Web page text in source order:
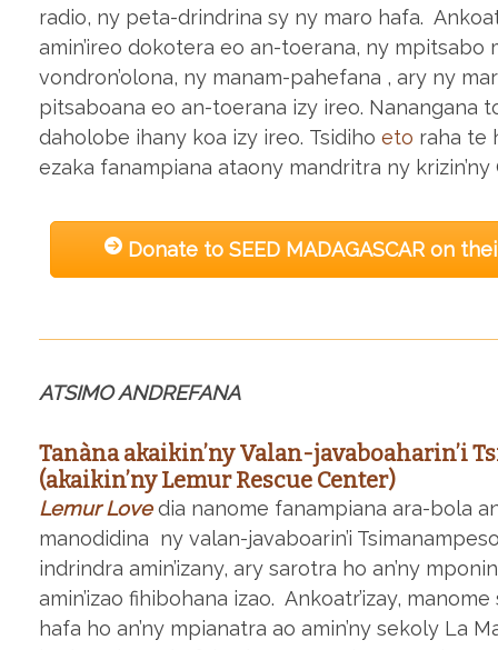
radio, ny peta-drindrina sy ny maro hafa.
amin’ireo dokotera eo an-toerana, ny mpitsabo
vondron’olona, ny manam-pahefana , ary ny
pitsaboana eo an-toerana izy ireo. Nanangana
daholobe ihany koa izy ireo. Tsidiho eto raha te
ezaka fanampiana ataony mandritra ny krizin’ny
Donate to SEED MADAGASCAR on
ATSIMO ANDREFANA
Tanàna akaikin’ny Valan-javaboaharin’i
(akaikin’ny Lemur Rescue Center)
Lemur Lovedia nanome fanampiana ara-bola
manodidina ny valan-javaboarin’i
indrindra amin’izany, ary sarotra ho an’ny
amin’izao fihibohana izao. Ankoatr’izay,
hafa ho an’ny mpianatra ao amin’ny sekoly La